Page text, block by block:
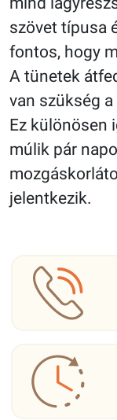
szövet típusa
fontos, hogy
A tünetek
van szükség
Ez különösen
múlik pár
jelentkezik.